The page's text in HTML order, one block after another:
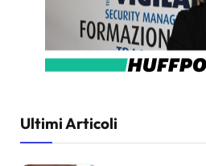
Ultimi Articoli